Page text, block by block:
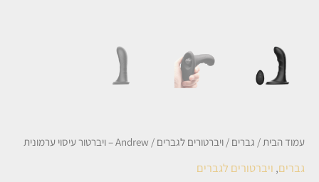
עמוד הבית / גברים / ויברטורים לגברים / Andrew – ויברטור עיסוי ערמונית
גברים, ויברטורים לגברים